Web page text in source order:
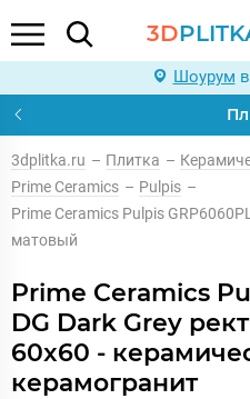
3D
Шоурум
3dplitka.ru – Плитка –
Prime Ceramics – Pulpis –
Prime Ceramics Pulpis
матовый
Prime Ceramics
DG Dark Grey
60x60 -
керамогранит